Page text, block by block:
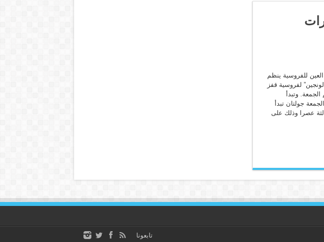
للفروسية ينظم
لفروسية قفز
وتبدأ
جولتان تبدأ
عصرا وذلك على
تابعونا